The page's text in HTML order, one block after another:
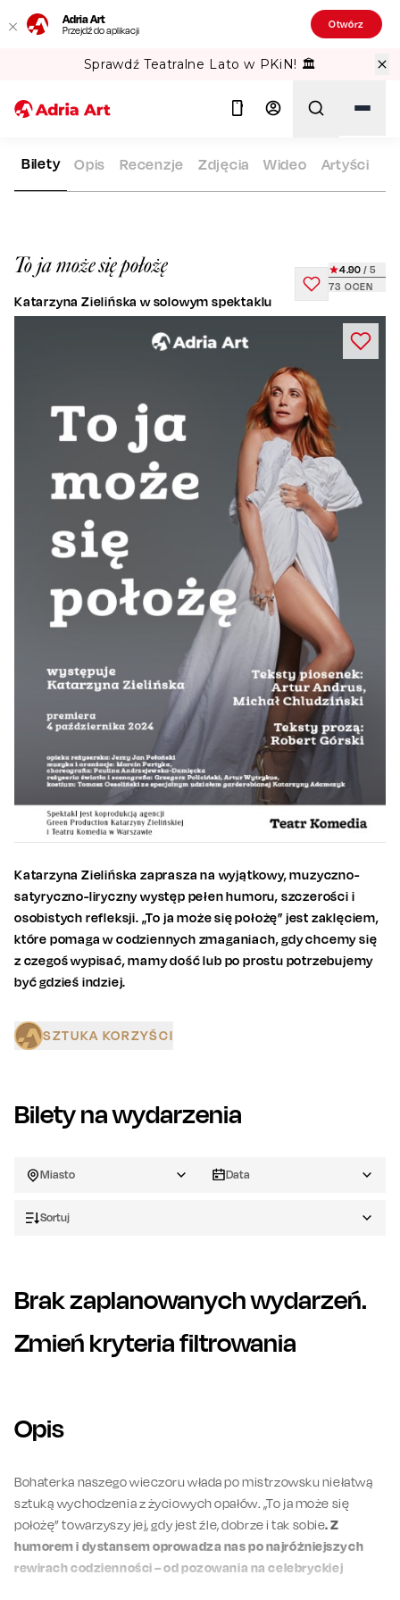
Adria Art
Przejdź do aplikacji Otwórz
Sprawdź Teatralne Lato w PKiN! 🏛️
ADRIA ART REPERTUAR TO JA MOŻE SIĘ POŁOŻĘ
To ja może się położę
Katarzyna Zielińska w solowym spektaklu
73 OCEN
4.90 / 5
Bilety Opis Recenzje Zdjęcia Wideo Artyści
Katarzyna Zielińska zaprasza na wyjątkowy, muzyczno-
satyryczno-liryczny występ pełen humoru, szczerości i
osobistych refleksji. „To ja może się położę” jest zaklęciem,
które pomaga w codziennych zmaganiach, gdy chcemy się
z czegoś wypisać, mamy dość lub po prostu potrzebujemy
być gdzieś indziej.
SZTUKA KORZYŚCI
Bilety na wydarzenia
Miasto Data
Sortuj
Brak zaplanowanych wydarzeń.
Zmień kryteria filtrowania
Opis
Bohaterka naszego wieczoru włada po mistrzowsku niełatwą
sztuką wychodzenia z życiowych opałów. „To ja może się
położę” towarzyszy jej, gdy jest źle, dobrze i tak sobie. Z
humorem i dystansem oprowadza nas po najróżniejszych
rewirach codzienności – od pozowania na celebryckiej